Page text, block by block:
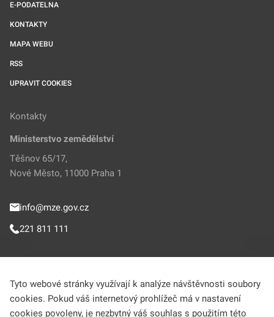
E-PODATELNA
KONTAKTY
MAPA WEBU
RSS
UPRAVIT COOKIES
Kontakty
Ministerstvo zemědělství
Těšnov 65/17,
Nové Město, 11000 Praha 1
info@mze.gov.cz
221 811 111
Helpdesk (Portál farmáře)
Tyto webové stránky využívají k analýze návštěvnosti soubory
cookies. Pokud váš internetový prohlížeč má v nastavení
cookies povoleny, je nezbytný váš souhlas s použitím této